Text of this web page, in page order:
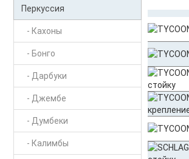
Перкуссия
- Кахоны
- Бонго
- Дарбуки
- Джембе
- Думбеки
- Калимбы